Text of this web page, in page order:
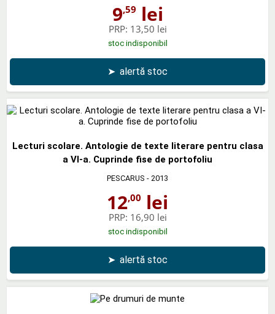
9,59 lei
PRP: 13,50 lei
stoc indisponibil
➤ alertă stoc
Lecturi scolare. Antologie de texte literare pentru clasa
a VI-a. Cuprinde fise de portofoliu
PESCARUS - 2013
12,00 lei
PRP: 16,90 lei
stoc indisponibil
➤ alertă stoc